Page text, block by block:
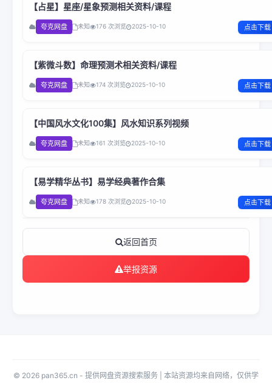
【占星】星座/星象预测相关资料/课程
夸克网盘 未知 176 次浏览 2025-10-10 点击下载
【紫微斗数】命理预测术相关资料/课程
夸克网盘 未知 174 次浏览 2025-10-10 点击下载
【中国风水文化100集】风水知识系列视频
夸克网盘 未知 161 次浏览 2025-10-10 点击下载
【易学精华丛书】易学经典著作合集
夸克网盘 未知 178 次浏览 2025-10-10 点击下载
返回首页
举报资源
© 2026 pan365.cn - 提供网盘资源搜索服务 | 本站资源均来自网络，仅供学